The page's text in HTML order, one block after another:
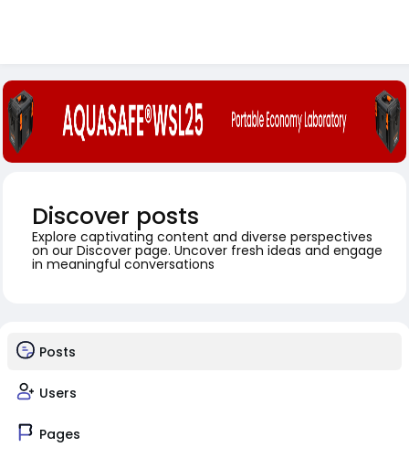
Discover posts
Explore captivating content and diverse perspectives
on our Discover page. Uncover fresh ideas and engage
in meaningful conversations
Posts
Users
Pages